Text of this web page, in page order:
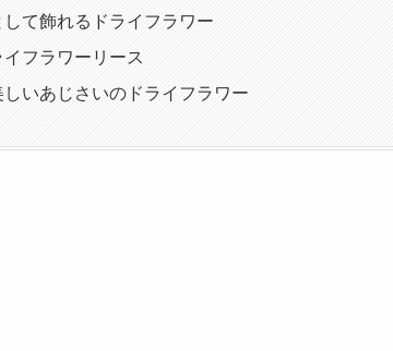
て飾れるドライフラワー
フラワーリース
いあじさいのドライフラワー